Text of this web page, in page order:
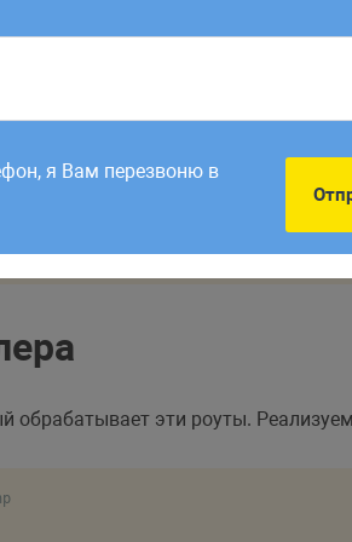
роуты в файле
::class,
обрабатывает эти роуты.
Заявки,
я Вам перезвоню в